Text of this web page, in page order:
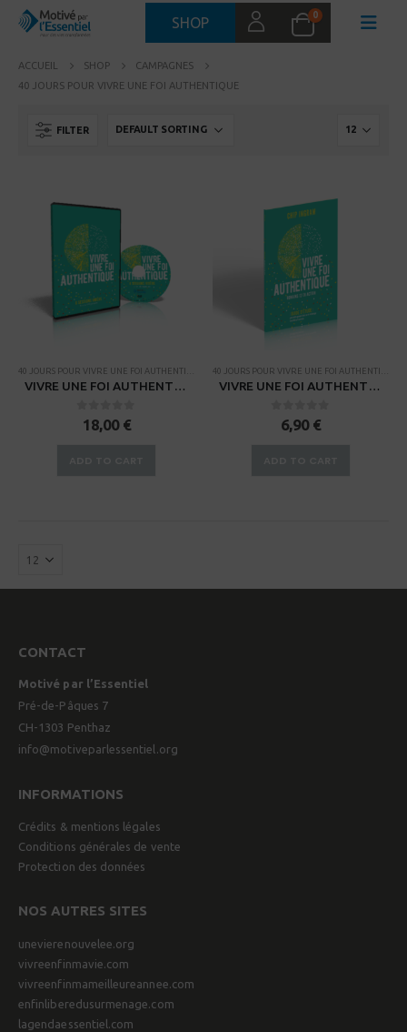
SHOP 0
ACCUEIL SHOP
CAMPAGNES
40 JOURS POUR VIVRE UNE FOI AUTHENTIQUE
FILTER
CAMPAGNES,RESSOURCES POUR PETITS GROUPES
VIVRE UNE FOI AUTHENTIQUE – 6 sessions vidéos pour petits groupes
0sur 5
18,00 €
VIVRE UNE FOI AUTHENTIQUE – Guide d’étude
sur 5
6,90 €
CONTACT
Motivé par l’Essentiel
Pré-de-Pâques 7
CH-1303 Penthaz
info@motiveparlessentiel.org
INFORMATIONS
Crédits & mentions légales
Conditions générales de vente
Protection des données
NOS AUTRES SITES
unevierenouvelee.org
vivreenfinmavie.com
vivreenfinmameilleureannee.com
enfinliberedusurmenage.com
lagendaessentiel.com